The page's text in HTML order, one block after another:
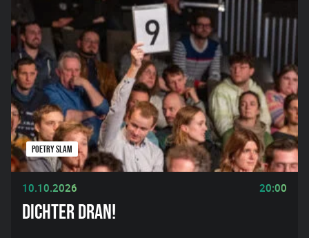
POETRY SLAM
10.10.2026 20:00
DICHTER DRAN!